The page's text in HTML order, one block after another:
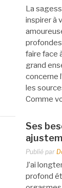
La
inspirer à
faire face
grand
concerne
les
Comme
Ses
Publié par
J’ai
profond